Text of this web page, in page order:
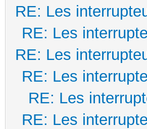
RE: Les
RE: Les
RE: Les
RE: Les
RE: Les
RE: Les